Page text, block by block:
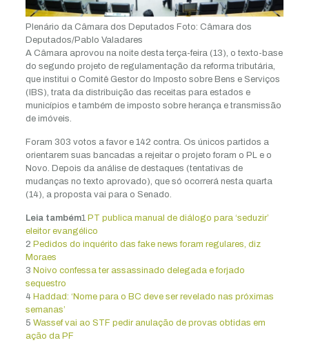
Plenário da Câmara dos Deputados Foto: Câmara dos
Deputados/Pablo Valadares
A Câmara aprovou na noite desta terça-feira (13), o texto-base
do segundo projeto de regulamentação da reforma tributária,
que institui o Comitê Gestor do Imposto sobre Bens e Serviços
(IBS), trata da distribuição das receitas para estados e
municípios e também de imposto sobre herança e transmissão
de imóveis.
Foram 303 votos a favor e 142 contra. Os únicos partidos a
orientarem suas bancadas a rejeitar o projeto foram o PL e o
Novo. Depois da análise de destaques (tentativas de
mudanças no texto aprovado), que só ocorrerá nesta quarta
(14), a proposta vai para o Senado.
Leia também1 PT publica manual de diálogo para ‘seduzir’
eleitor evangélico
2 Pedidos do inquérito das fake news foram regulares, diz
Moraes
3 Noivo confessa ter assassinado delegada e forjado
sequestro
4 Haddad: ‘Nome para o BC deve ser revelado nas próximas
semanas’
5 Wassef vai ao STF pedir anulação de provas obtidas em
ação da PF